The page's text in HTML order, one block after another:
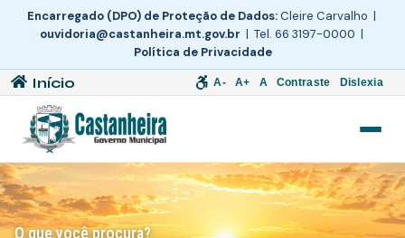
Encarregado (DPO) de Proteção de Dados:Cleire Carvalho |
ouvidoria@castanheira.mt.gov.br | Tel. 66 3197-0000 |
Política de Privacidade
Início A- A+ A Contraste Dislexia
O que você procura?